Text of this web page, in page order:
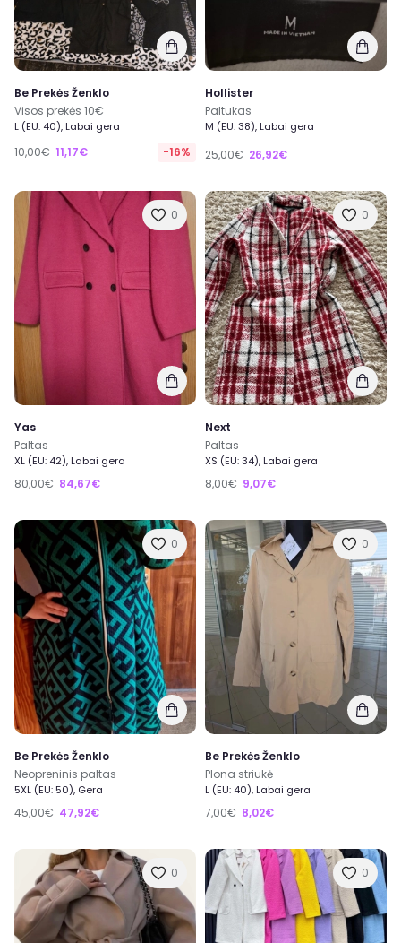
Be Prekės Ženklo
Visos prekės 10€
L (EU: 40), Labai gera
10,00€ 11,17€ -16%
Hollister
Paltukas
M (EU: 38), Labai gera
25,00€ 26,92€
0
Yas
Paltas
XL (EU: 42), Labai gera
80,00€ 84,67€
0
Next
Paltas
XS (EU: 34), Labai gera
8,00€ 9,07€
0
Be Prekės Ženklo
Neopreninis paltas
5XL (EU: 50), Gera
45,00€ 47,92€
0
Be Prekės Ženklo
Plona striukė
L (EU: 40), Labai gera
7,00€ 8,02€
0 0